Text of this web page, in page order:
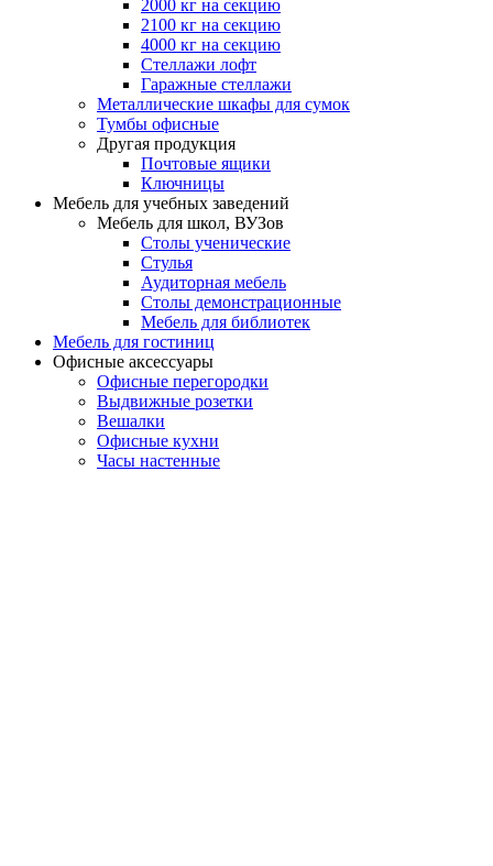
2000 кг на секцию
2100 кг на секцию
4000 кг на секцию
Стеллажи лофт
Гаражные стеллажи
Металлические шкафы для сумок
Тумбы офисные
Другая продукция
Почтовые ящики
Ключницы
Мебель для учебных заведений
Мебель для школ, ВУЗов
Столы ученические
Стулья
Аудиторная мебель
Столы демонстрационные
Мебель для библиотек
Мебель для гостиниц
Офисные аксессуары
Офисные перегородки
Выдвижные розетки
Вешалки
Офисные кухни
Часы настенные